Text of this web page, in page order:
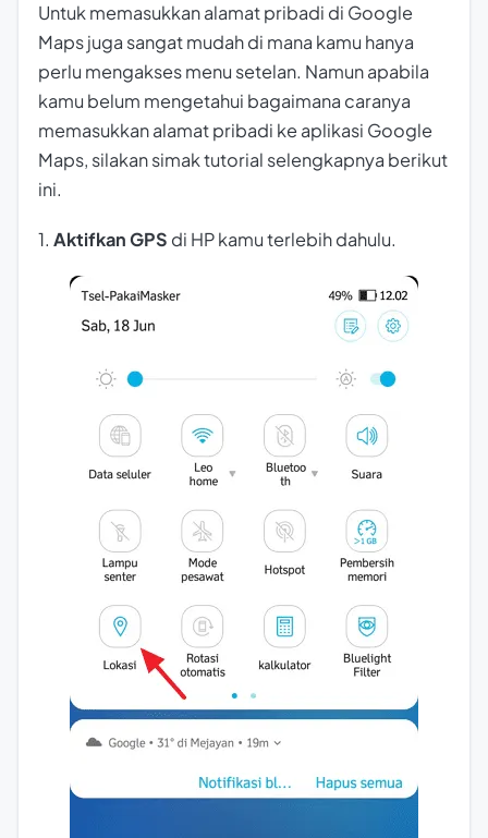
Untuk memasukkan alamat pribadi di Google
Maps juga sangat mudah di mana kamu hanya
perlu mengakses menu setelan. Namun apabila
kamu belum mengetahui bagaimana caranya
memasukkan alamat pribadi ke aplikasi Google
Maps, silakan simak tutorial selengkapnya berikut
ini.
1. Aktifkan GPS di HP kamu terlebih dahulu.